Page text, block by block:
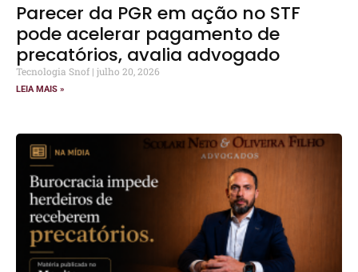
Parecer da PGR em ação no STF
pode acelerar pagamento de
precatórios, avalia advogado
Tecnologia Snof julho 20, 2026
LEIA MAIS »